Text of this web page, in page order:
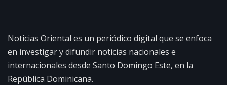
Noticias Oriental es un periódico digital que se enfoca
en investigar y difundir noticias nacionales e
internacionales desde Santo Domingo Este, en la
República Dominicana.